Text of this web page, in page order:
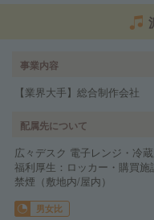
事業内容
【業界大手】総合制作会社
配属先について
広々デスク 電子レンジ・冷
福利厚生：ロッカー・購買施
禁煙（敷地内/屋内）
男女比